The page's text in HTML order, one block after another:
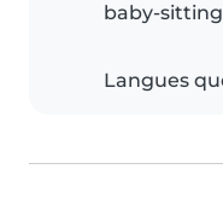
baby-sitting
Langues